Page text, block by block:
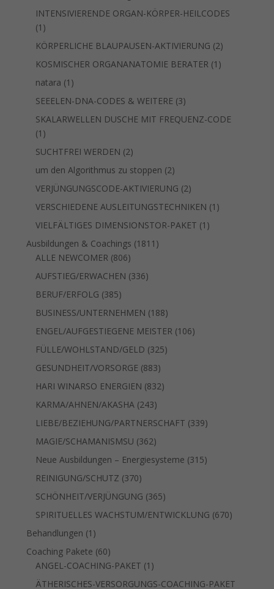
Produkte
INTENSIVIERENDE ORGAN-KÖRPER-HEILCODES
1 1
Produkt
KÖRPERLICHE BLAUPAUSEN-AKTIVIERUNG 22
Produkte
KOSMISCHER ORGANANATOMIE BERATER 1 1
natara 1 1
Produkt
SEEELEN-DNA-CODES & WEITERE 33
Produkte
SKALARWELLEN DUSCHE MIT FREQUENZ-CODE
1 1
Produkt
SUCHTFREI WERDEN 22
Produkte
um den Algorithmus zu stoppen 22
Produkte
VERJÜNGUNGSCODE-AKTIVIERUNG 22
Produkte
VERSCHIEDENE AUSLEITUNGSTECHNIKEN 1 1
VIELFÄLTIGES DIMENSIONSTOR-PAKET 1 1
Ausbildungen & Coachings 1811 1811
ALLE NEWCOMER 806806
Produkte
AUFSTIEG/ERWACHEN 336336
BERUF/ERFOLG 385385
Produkte
BUSINESS/UNTERNEHMEN 188188
Produkte
ENGEL/AUFGESTIEGENE MEISTER 106106
FÜLLE/WOHLSTAND/GELD 325325
GESUNDHEIT/VORSORGE 883883
Produkte
HARI WINARSO ENERGIEN 832832
KARMA/AHNEN/AKASHA 243243
Produkte
LIEBE/BEZIEHUNG/PARTNERSCHAFT 339339
MAGIE/SCHAMANISMSU 362362
Produkte
Neue Ausbildungen – Energiesysteme 315315
REINIGUNG/SCHUTZ 370370
Produkte
SCHÖNHEIT/VERJÜNGUNG 365365
Produkte
SPIRITUELLES WACHSTUM/ENTWICKLUNG 670670
Behandlungen 1 1
Produkt
Coaching Pakete 6060
Produkte
ANGEL-COACHING-PAKET 1 1
Produkt
ÄTHERISCHES-VERSORGUNGS-COACHING-PAKET